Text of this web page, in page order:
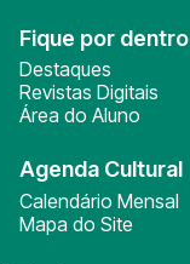
Fique por dentro
Destaques
Revistas Digitais
Área do Aluno
Agenda Cultural
Calendário Mensal
Mapa do Site